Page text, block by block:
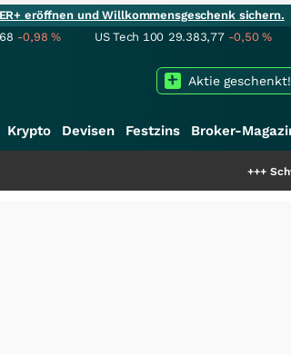
eröffnen und Willkommensgeschenk sichern.
-0,98% US Tech 100 29.383,77 -0,50%
Aktie geschenkt!
Krypto Devisen Festzins Broker-
Schwere